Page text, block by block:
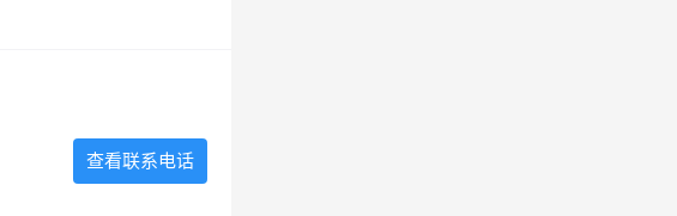
查看联系电话